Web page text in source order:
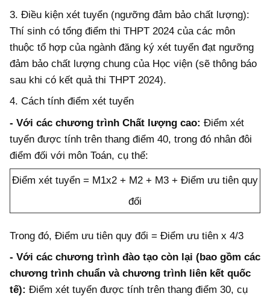
3. Điều kiện xét tuyển (ngưỡng đảm bảo chất lượng):
Thí sinh có tổng điểm thi THPT 2024 của các môn
thuộc tổ hợp của ngành đăng ký xét tuyển đạt ngưỡng
đảm bảo chất lượng chung của Học viện (sẽ thông báo
sau khi có kết quả thi THPT 2024).
4. Cách tính điểm xét tuyển
- Với các chương trình Chất lượng cao: Điểm xét
tuyển được tính trên thang điểm 40, trong đó nhân đôi
điểm đối với môn Toán, cụ thể:
Điểm xét tuyển = M1x2 + M2 + M3 + Điểm ưu tiên quy
đổi
Trong đó, Điểm ưu tiên quy đổi = Điểm ưu tiên x 4/3
- Với các chương trình đào tạo còn lại (bao gồm các
chương trình chuẩn và chương trình liên kết quốc
tế): Điểm xét tuyển được tính trên thang điểm 30, cụ